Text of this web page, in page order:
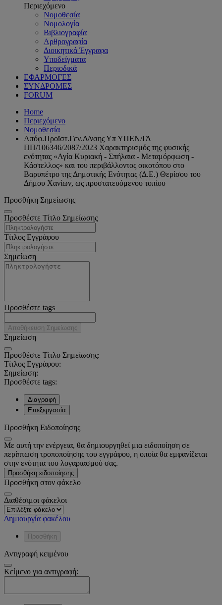
Περιεχόμενο
Νομοθεσία
Νομολογία
Βιβλιογραφία
Αρθρογραφία
Διοικητικά Έγγραφα
Υποδείγματα
Περιοδικά
ΕΦΑΡΜΟΓΕΣ
ΣΥΝΔΡΟΜΕΣ
FORUM
Home
Περιεχόμενο
Νομοθεσία
Απόφ.Προϊστ.Γεν.Δ/νσης Υπ ΥΠΕΝ/ΓΔ
ΠΠ/106346/2087/2023 Χαρακτηρισμός της φυσικής
ενότητας «Αγία Κυριακή - Σπήλαια - Μεταμόρφωση -
Κάστελλος» και του περιβάλλοντος οικοτόπου στο
Βαρυπέτρο της Δημοτικής Ενότητας (Δ.Ε.) Θερίσου του
Δήμου Χανίων, ως προστατευόμενου τοπίου
Προσθήκη Σημείωσης
Προσθέστε Τίτλο Σημείωσης
Τίτλος Εγγράφου
Σημείωση
Προσθέστε tags
Αποθήκευση Σημείωσης
Σημείωση
Προσθέστε Τίτλο Σημείωσης:
Τίτλος Εγγράφου:
Σημείωση:
Προσθέστε tags:
Διαγραφή
Επεξεργασία
Προσθήκη Ειδοποίησης
Με αυτή την ενέργεια, θα δημιουργηθεί μια ειδοποίηση σε
περίπτωση τροποποίησης του εγγράφου, η οποία θα εμφανίζεται
στην ενότητα του λογαριασμού σας.
Προσθήκη ειδοποίησης
Προσθήκη στον φάκελο
Διαθέσιμοι φάκελοι
Δημιουργία φακέλου
Προσθήκη
Αντιγραφή κειμένου
Κείμενο για αντιγραφή: